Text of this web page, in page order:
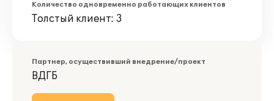
Количество одновременно работающих клиентов
Толстый клиент: 3
Партнер, осуществивший внедрение/проект
ВДГБ